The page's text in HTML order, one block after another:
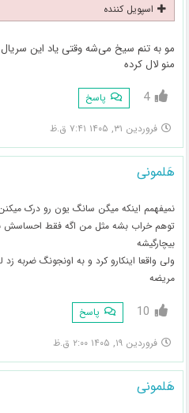
اسپویل کننده
مو به تنم سیخ می‌شه وقتی یاد این
منو لال کرده
4 پاسخ
فروردین ۳۱, ۱۴۰۵ ۷:۴۱ ق.ظ
هَلمونی
نمیفهمم اینکه میگن سانگ یون رو درک
توهم خراب بشه مثل من اگه فقط احساسش
بیچارگیشه
ولی واقعا اینکارو کرد و به اونجونگ ضربه
مریضه
10 پاسخ
فروردین ۱۹, ۱۴۰۵ ۲:۰۰ ق.ظ
هَلمونی